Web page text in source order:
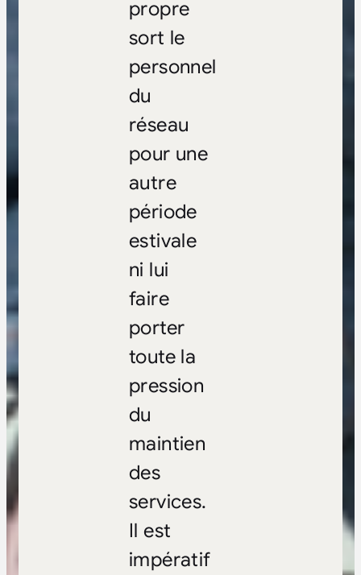
propre
sort le
personnel
du
réseau
pour une
autre
période
estivale
ni lui
faire
porter
toute la
pression
du
maintien
des
services.
Il est
impératif